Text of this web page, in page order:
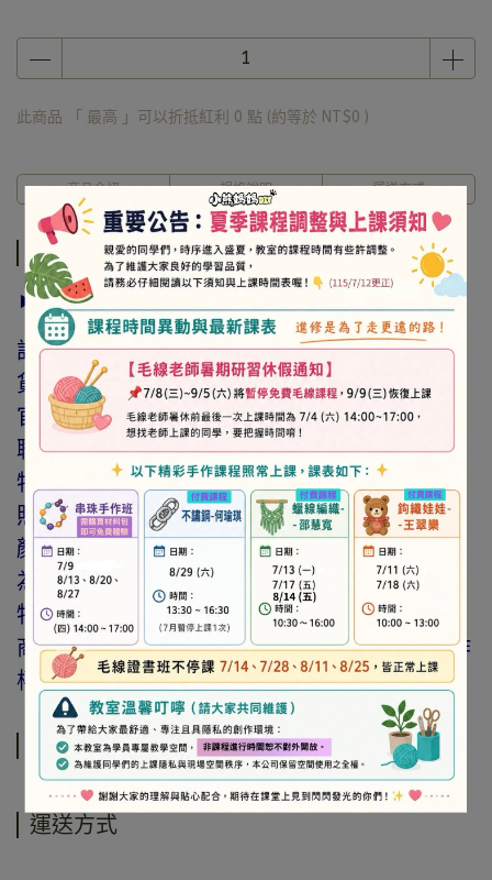
此商品 「 最高 」可以折抵紅利 0 點 (約等於 NT$0 )
商品介紹 規格說明 運送方式
商品介紹
► 注意事項
訂購前請詳閱「線上訂購流程說明」及「退換
貨需知」，謝謝。
官網與門市同步銷售，如遇缺貨會由專人與您
聯繫。
特價商品，會員不再提供折扣優惠。
照片因拍攝光線與螢幕色差而有所差異，實際
顏色與網路呈現略有不同，將以實際出貨商品
為準。
特價品、客訂商品、毛線、緞帶、繩線、零碼
商品、工具、消耗性商品(如膠類…等)，與著作
權商品(如書籍…等)，恕不接受退換貨。
規格說明
運送方式